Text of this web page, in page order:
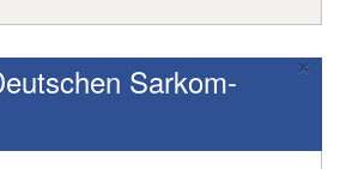
×
Sarkom-